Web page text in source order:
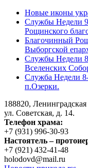
Новые иконы
Службы Недели
Рощинского
Благочинный
Выборгской
Службы Недели
Вселенских
Служба Недели
п.Озерки.
188820,
ул. Советская, д. 14.
Телефон храма:
+7 (931) 996-30-93
Настоятель –
+7 (921) 432-41-48
holodovd@mail.ru